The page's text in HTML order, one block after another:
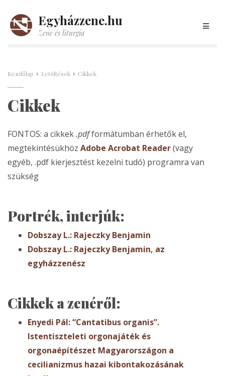
Egyházzene.hu
Zene és liturgia
Kezdőlap Letöltések Cikkek
Cikkek
FONTOS: a cikkek.pdfformátumban érhetők el,
megtekintésükhöz Adobe Acrobat Reader(vagy
egyéb, .pdf kierjesztést kezelni tudó) programra van
szükség
Portrék, interjúk:
Dobszay L.: Rajeczky Benjamin
Dobszay L.: Rajeczky Benjamin, az
egyházzenész
Cikkek a zenéről:
Enyedi Pál: “Cantatibus organis”.
Istentiszteleti orgonajáték és
orgonaépítészet Magyarországon a
cecilianizmus hazai kibontakozásának